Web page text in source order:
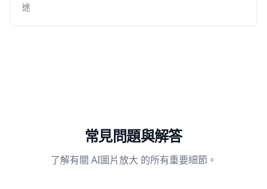
途
常見問題與解答
了解有關 AI圖片放大 的所有重要細節。